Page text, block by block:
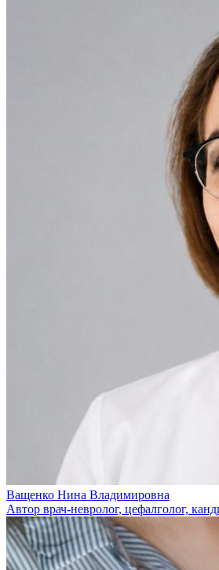
Ващенко Нина Владимировна
Автор врач-невролог, цефалголог,